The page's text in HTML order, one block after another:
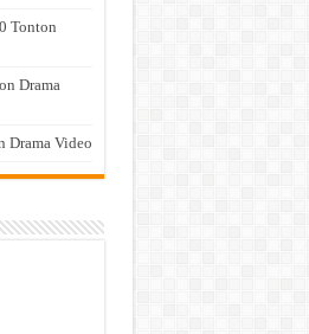
Tonton
Drama
Drama Video